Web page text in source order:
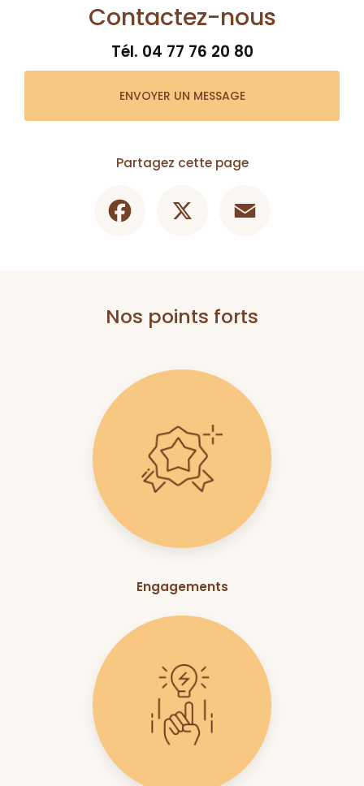
Contactez-nous
Tél. 04 77 76 20 80
ENVOYER UN MESSAGE
Partagez cette page
Nos points forts
Engagements